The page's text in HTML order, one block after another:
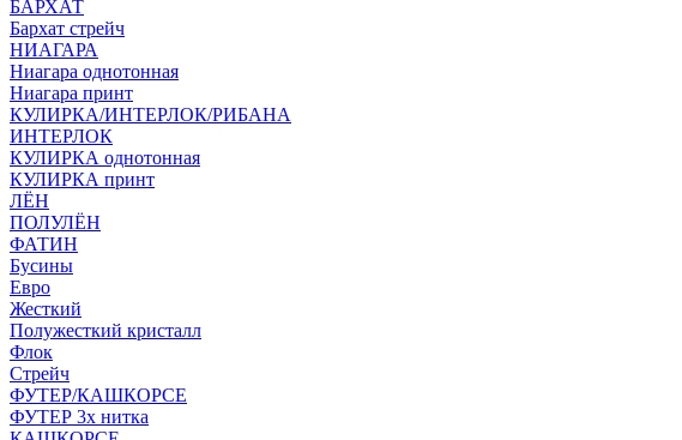
БАРХАТ
Бархат стрейч
НИАГАРА
Ниагара однотонная
Ниагара принт
КУЛИРКА/ИНТЕРЛОК/РИБАНА
ИНТЕРЛОК
КУЛИРКА однотонная
КУЛИРКА принт
ЛЁН
ПОЛУЛЁН
ФАТИН
Бусины
Евро
Жесткий
Полужесткий кристалл
Флок
Стрейч
ФУТЕР/КАШКОРСЕ
ФУТЕР 3х нитка